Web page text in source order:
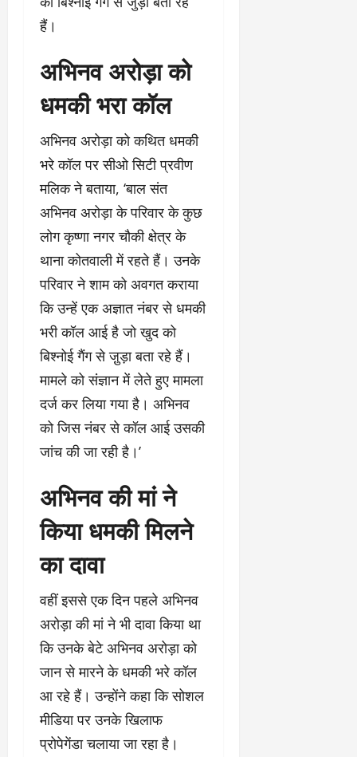
हैं।
अभिनव अरोड़ा को
धमकी भरा कॉल
अभिनव अरोड़ा को कथित धमकी
भरे कॉल पर सीओ सिटी प्रवीण
मलिक ने बताया, ‘बाल संत
अभिनव अरोड़ा के परिवार के कुछ
लोग कृष्णा नगर चौकी क्षेत्र के
थाना कोतवाली में रहते हैं। उनके
परिवार ने शाम को अवगत कराया
कि उन्हें एक अज्ञात नंबर से धमकी
भरी कॉल आई है जो खुद को
बिश्नोई गैंग से जु़ड़ा बता रहे हैं।
मामले को संज्ञान में लेते हुए मामला
दर्ज कर लिया गया है। अभिनव
को जिस नंबर से कॉल आई उसकी
जांच की जा रही है।’
अभिनव की मां ने
किया धमकी मिलने
का दावा
वहीं इससे एक दिन पहले अभिनव
अरोड़ा की मां ने भी दावा किया था
कि उनके बेटे अभिनव अरोड़ा को
जान से मारने के धमकी भरे कॉल
आ रहे हैं। उन्होंने कहा कि सोशल
मीडिया पर उनके खिलाफ
प्रोपेगेंडा चलाया जा रहा है।